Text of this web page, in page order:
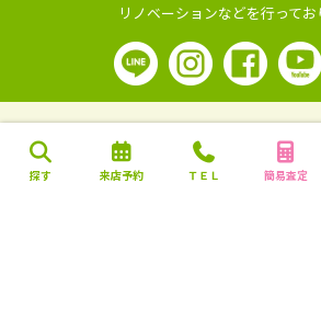
探す 来店予約 ＴＥＬ 簡易査定
リノベーションなどを行ってお